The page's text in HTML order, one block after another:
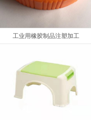
工业用橡胶制品注塑加工